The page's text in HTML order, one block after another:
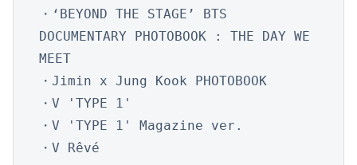
・‘BEYOND THE STAGE’ BTS
DOCUMENTARY PHOTOBOOK : THE DAY WE
MEET
・Jimin x Jung Kook PHOTOBOOK
・V 'TYPE 1'
・V 'TYPE 1' Magazine ver.
・V Rêvé